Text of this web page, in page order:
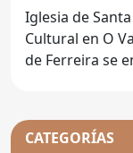
Iglesia de
Cultural en O Valadouro La
de Ferreira se
CATEGORÍAS